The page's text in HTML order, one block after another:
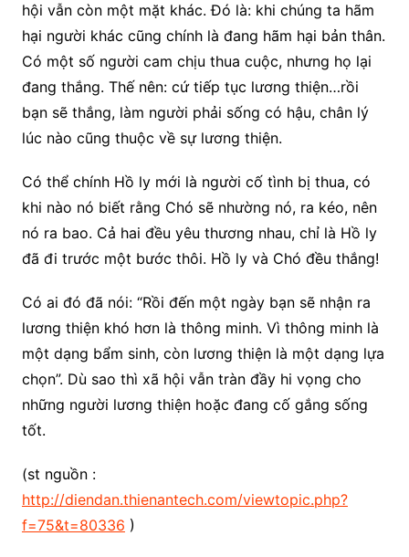
hội vẫn còn một mặt khác. Đó là: khi chúng ta hãm
hại người khác cũng chính là đang hãm hại bản thân.
Có một số người cam chịu thua cuộc, nhưng họ lại
đang thắng. Thế nên: cứ tiếp tục lương thiện…rồi
bạn sẽ thắng, làm người phải sống có hậu, chân lý
lúc nào cũng thuộc về sự lương thiện.
Có thể chính Hồ ly mới là người cố tình bị thua, có
khi nào nó biết rằng Chó sẽ nhường nó, ra kéo, nên
nó ra bao. Cả hai đều yêu thương nhau, chỉ là Hồ ly
đã đi trước một bước thôi. Hồ ly và Chó đều thắng!
Có ai đó đã nói: “Rồi đến một ngày bạn sẽ nhận ra
lương thiện khó hơn là thông minh. Vì thông minh là
một dạng bẩm sinh, còn lương thiện là một dạng lựa
chọn”. Dù sao thì xã hội vẫn tràn đầy hi vọng cho
những người lương thiện hoặc đang cố gắng sống
tốt.
(st nguồn :
http://diendan.thienantech.com/viewtopic.php?
f=75&t=80336 )